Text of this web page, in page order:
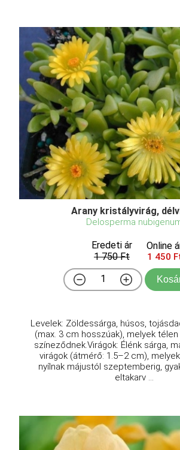
Arany kristályvirág,
Delosperma
Eredeti ár
1 750 Ft
Online
1 450
Levelek: Zöldessárga, húsos,
(max. 3 cm hosszúak), melyek
színeződnek.Virágok: Élénk sárga,
virágok (átmérő: 1.5–2 cm),
nyílnak májustól szeptemberig,
eltakarv ...